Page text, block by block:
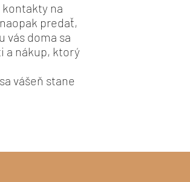
na
predať,
vás doma sa
a nákup, ktorý
vášeň stane